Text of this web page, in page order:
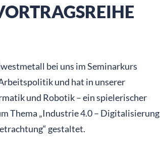
bei uns im Seminarkurs
und hat in unserer
und Robotik – ein spielerischer
Thema „Industrie 4.0 – Digitalisierung
gestaltet.